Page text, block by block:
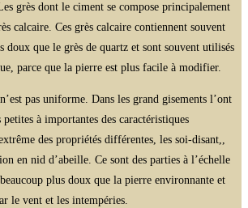
grès dont le ciment se compose principalement
calcaire. Ces grès calcaire contiennent souvent
doux que le grès de quartz et sont souvent utilisés
parce que la pierre est plus facile à modifier.
pas uniforme. Dans les grand gisements l’ont
à importantes des caractéristiques
des propriétés différentes, les soi-disant,,
en nid d’abeille. Ce sont des parties à l’échelle
plus doux que la pierre environnante et
le vent et les intempéries.